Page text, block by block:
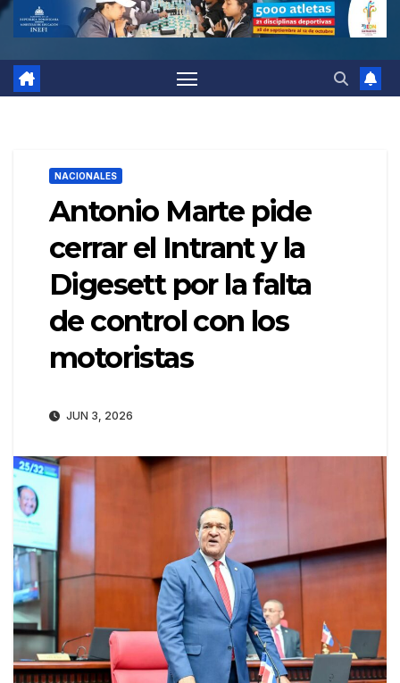
NACIONALES
Antonio Marte pide
cerrar el Intrant y la
Digesett por la falta
de control con los
motoristas
JUN 3, 2026